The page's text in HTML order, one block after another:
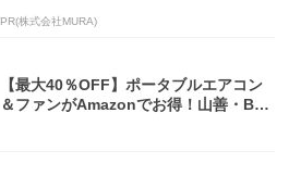
PR(株式会社MURA)
【最大40％OFF】ポータブルエアコン
＆ファンがAmazonでお得！山善・Bo